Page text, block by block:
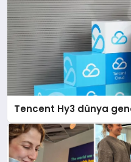
Tencent Hy3 dünya